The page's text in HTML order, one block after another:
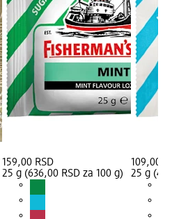
159,00 RSD
25 g (636,00 RSD za 100 g)
109,00
25 g